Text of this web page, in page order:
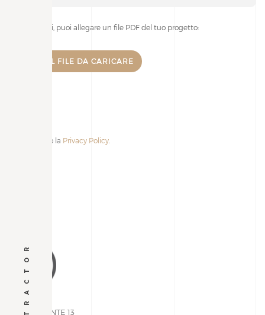
Se lo desideri, puoi allegare un file PDF del tuo progetto:
Accetto la Privacy Policy
VIA PIEMONTE 13